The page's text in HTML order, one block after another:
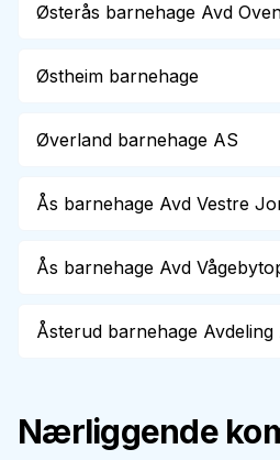
Østerås barnehage Avd
Østheim barnehage
Øverland barnehage AS
Ås barnehage Avd Vestre
Ås barnehage Avd
Åsterud barnehage
Nærliggende